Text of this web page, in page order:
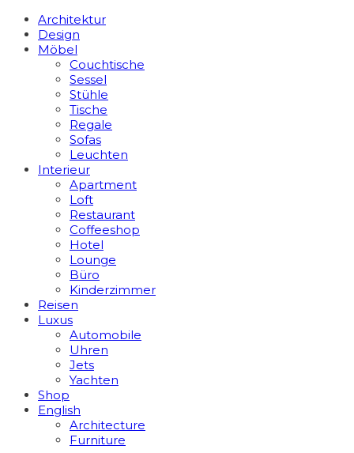
Architektur
Design
Möbel
Couchtische
Sessel
Stühle
Tische
Regale
Sofas
Leuchten
Interieur
Apart­ment
Loft
Restaurant
Coffeeshop
Hotel
Lounge
Büro
Kinderzimmer
Reisen
Luxus
Automobile
Uhren
Jets
Yachten
Shop
English
Architecture
Furniture